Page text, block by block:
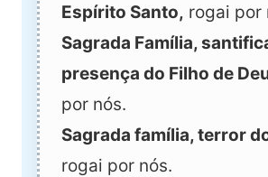
Espírito Santo, rogai por
Sagrada Família,
presença do Filho de
por nós.
Sagrada família, terror
rogai por nós.